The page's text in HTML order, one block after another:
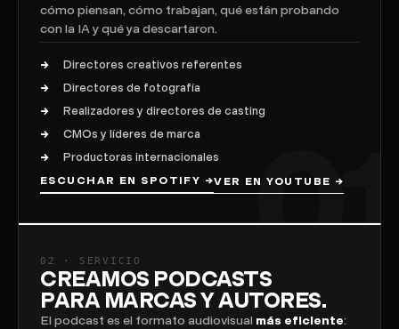
cómo piensan, cómo trabajan, qué están probando
con la IA y qué ya descartaron.
Directores creativos referentes
Directores de fotografía
Realizadores y directores de casting
CMOs y líderes de marca
Productoras internacionales
ESCUCHAR EN SPOTIFY →VER EN YOUTUBE →
02 · SERVICIO
CREAMOS PODCASTS
PARA MARCAS Y AUTORES.
El podcast es el formato audiovisual más eficiente: